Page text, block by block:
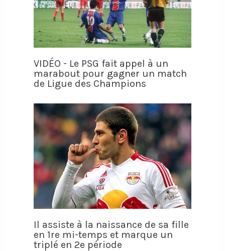
VIDÉO - Le PSG fait appel à un
marabout pour gagner un match
de Ligue des Champions
Il assiste à la naissance de sa fille
en 1re mi-temps et marque un
triplé en 2e période